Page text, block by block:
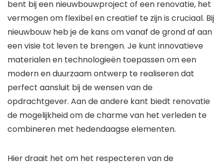
bent bij een nieuwbouwproject of een renovatie, het
vermogen om flexibel en creatief te zijn is cruciaal. Bij
nieuwbouw heb je de kans om vanaf de grond af aan
een visie tot leven te brengen. Je kunt innovatieve
materialen en technologieën toepassen om een
modern en duurzaam ontwerp te realiseren dat
perfect aansluit bij de wensen van de
opdrachtgever. Aan de andere kant biedt renovatie
de mogelijkheid om de charme van het verleden te
combineren met hedendaagse elementen.
Hier draait het om het respecteren van de